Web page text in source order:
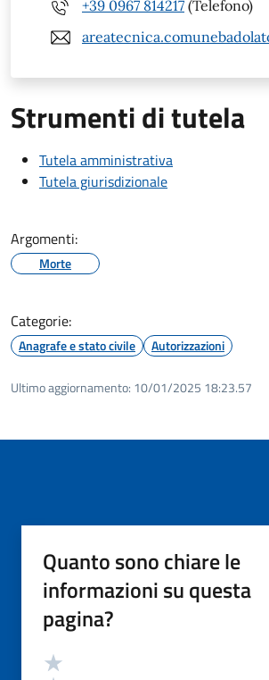
+39 0967 814217 (Telefono)
Strumenti di tutela
Tutela amministrativa
Tutela giurisdizionale
Argomenti:
Morte
Categorie:
Anagrafe e stato civile Autorizzazioni
Ultimo aggiornamento: 10/01/2025 18:23.57
Quanto sono chiare le
informazioni su questa
pagina?
Valutazione